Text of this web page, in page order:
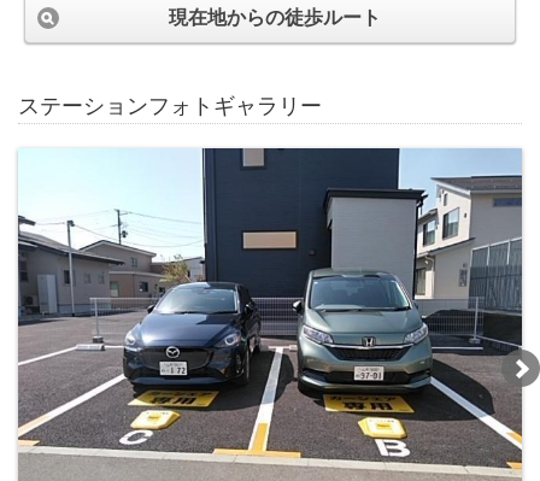
現在地からの徒歩ルート
ステーションフォトギャラリー